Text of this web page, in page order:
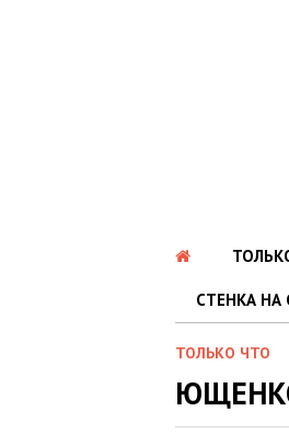
СТЕНКА НА
ТОЛЬКО ЧТО